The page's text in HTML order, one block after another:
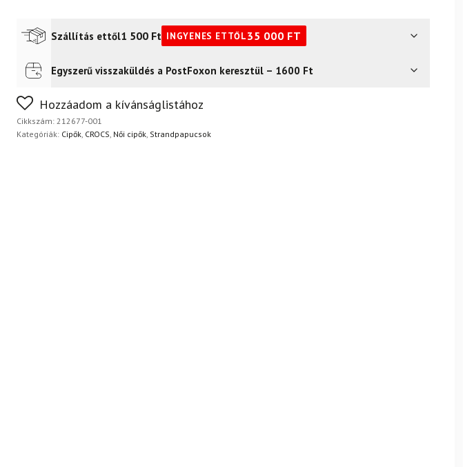
mennyiségSzállítás ettől1 500 Ft INGYENES ETTŐL35 000 FT
Futár a címre2 400Ft
FoxPost 1 500
Egyszerű visszaküldés a PostFoxon keresztül – 1600 Ft
Nem biztos a választásában? Semmi gond – a terméket egyszerűen visszaküldheti 14
napon belül, indoklás nélkül.
Hozzáadom a kívánságlistához
Cikkszám: 212677-001
Kategóriák: Cipők, CROCS, Női cipők, Strandpapucsok